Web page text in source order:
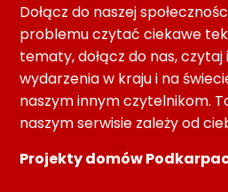
Dołącz do naszej
problemu czytać ciekawe
tematy, dołącz do nas,
wydarzenia w kraju i na
naszym innym czytelnikom.
naszym serwisie zależy od
Projekty domów